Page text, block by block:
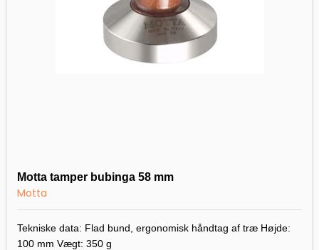
Motta tamper bubinga 58 mm
Motta
Tekniske data: Flad bund, ergonomisk håndtag af træ Højde:
100 mm Vægt: 350 g